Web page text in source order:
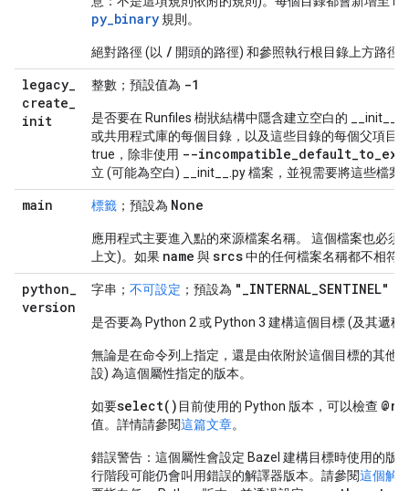
py_binary 規則。
絕對路徑 (以 / 開頭的路徑) 和參照執行根目錄上方路徑
legacy_
create_
init
整數；預設值為 -1
是否要在 Runfiles 樹狀結構中隱含建立空白的
或共用程式庫的每個目錄，以及這些目錄的每個父項目
true，除非使用 --incompatible_default_to_
立 (可能為空白) __init__.py 檔案，並視需要將這些檔案
main 標籤 ；預設為 None
應用程式主要進入點的來源檔案名稱。 這個檔案也必須
上文)。如果 name 與srcs中的任何檔案名稱都不相符
python_
version
字串； 不可設定 ；預設為 "_INTERNAL_SENTINEL"
是否要為 Python 2 或 Python 3 建構這個目標 (及其遞移
無論是在命令列上指定，還是由依附於這個目標的其他
設) 為這個屬性指定的版本。
如要select() 目前使用的 Python 版本，可以檢查
值。詳情請參閱這篇文章。
錯誤警告： 這個屬性會設定 Bazel 建構目標時使用的版
行階段可能仍會叫用錯誤的解譯器版本。請參閱這個解